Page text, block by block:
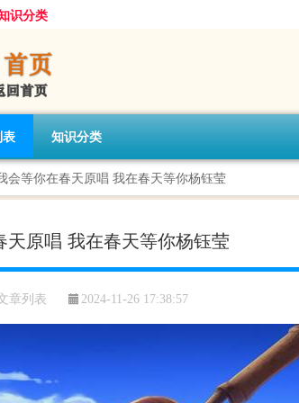
识分类
知识分类
会等你在春天原唱 我在春天等你杨钰莹
天原唱 我在春天等你杨钰莹
章列表 2024-11-26 17:38:57